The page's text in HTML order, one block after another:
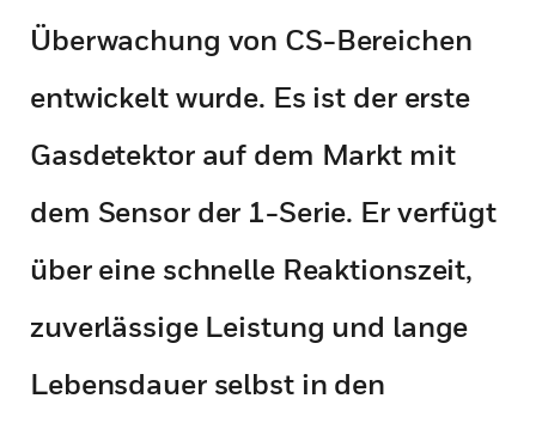
Überwachung von CS-Bereichen
entwickelt wurde. Es ist der erste
Gasdetektor auf dem Markt mit
dem Sensor der 1-Serie. Er verfügt
über eine schnelle Reaktionszeit,
zuverlässige Leistung und lange
Lebensdauer selbst in den